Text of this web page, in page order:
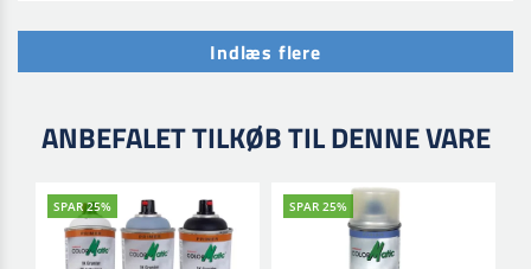
Indlæs flere
ANBEFALET TILKØB TIL DENNE VARE
SPAR 25% SPAR 25%